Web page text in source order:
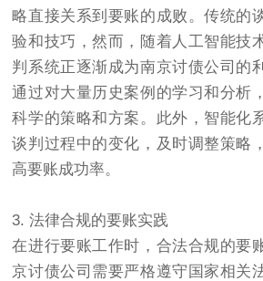
略直接关系到要账的成败。传统的
验和技巧，然而，随着人工智能技
判系统正逐渐成为南京讨债公司 的
通过对大量历史案例的学习和分析
科学的策略和方案。此外，智能化
谈判过程中的变化，及时调整策略
高要账成功率。
3. 法律合规的要账实践
在进行要账工作时，合法合规的要
京讨债公司需要严格遵守国家相关